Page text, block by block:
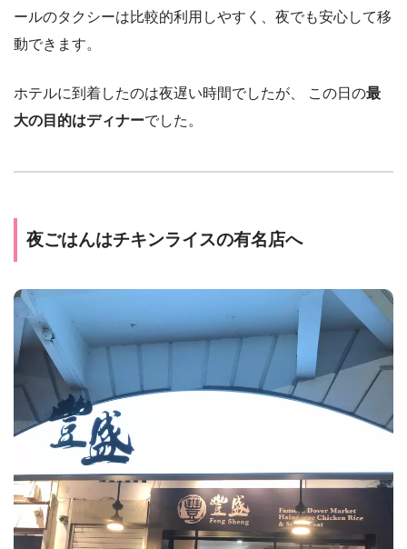
ールのタクシーは比較的利用しやすく、夜でも安心して移
動できます。
ホテルに到着したのは夜遅い時間でしたが、 この日の最
大の目的はディナーでした。
夜ごはんはチキンライスの有名店へ